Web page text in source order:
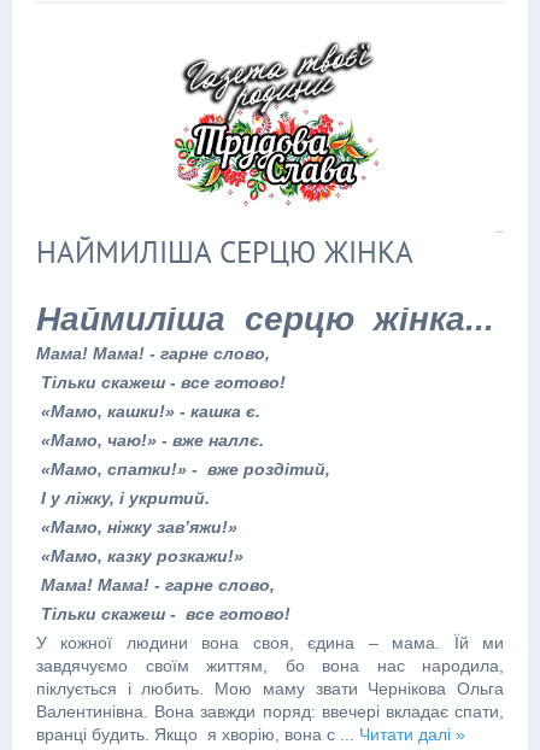
НАЙМИЛІША СЕРЦЮ ЖІНКА
Наймиліша серцю жінка...
Мама! Мама! - гарне слово,
Тільки скажеш - все готово!
«Мамо, кашки!» - кашка є.
«Мамо, чаю!» - вже наллє.
«Мамо, спатки!» - вже роздітий,
І у ліжку, і укритий.
«Мамо, ніжку зав’яжи!»
«Мамо, казку розкажи!»
Мама! Мама! - гарне слово,
Тільки скажеш - все готово!
У кожної людини вона своя, єдина – мама. Їй ми
завдячуємо своїм життям, бо вона нас народила,
піклується і любить. Мою маму звати Чернікова Ольга
Валентинівна. Вона завжди поряд: ввечері вкладає спати,
вранці будить. Якщо я хворію, вона с ... Читати далі »